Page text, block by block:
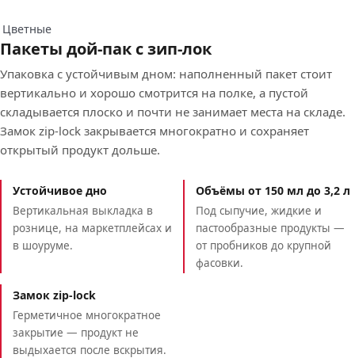
Цветные
Пакеты дой-пак с зип-лок
Упаковка с устойчивым дном: наполненный пакет стоит
вертикально и хорошо смотрится на полке, а пустой
складывается плоско и почти не занимает места на складе.
Замок zip-lock закрывается многократно и сохраняет
открытый продукт дольше.
Устойчивое дно
Вертикальная выкладка в
рознице, на маркетплейсах и
в шоуруме.
Объёмы от 150 мл до 3,2 л
Под сыпучие, жидкие и
пастообразные продукты —
от пробников до крупной
фасовки.
Замок zip-lock
Герметичное многократное
закрытие — продукт не
выдыхается после вскрытия.